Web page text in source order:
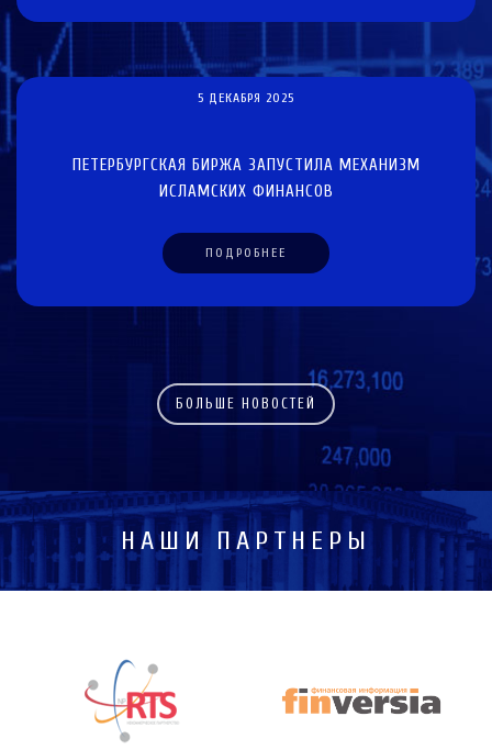
5 ДЕКАБРЯ 2025
ПЕТЕРБУРГСКАЯ БИРЖА ЗАПУСТИЛА МЕХАНИЗМ
ИСЛАМСКИХ ФИНАНСОВ
ПОДРОБНЕЕ
БОЛЬШЕ НОВОСТЕЙ
НАШИ ПАРТНЕРЫ